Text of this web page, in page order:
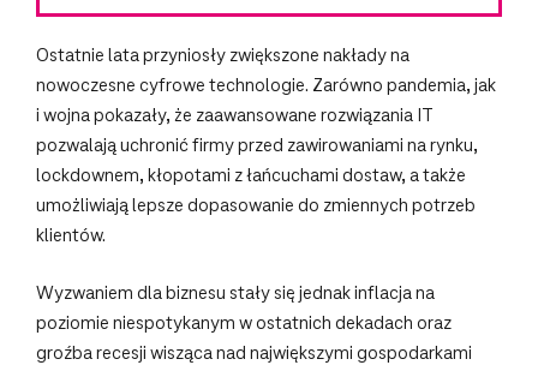
Ostatnie lata przyniosły zwiększone nakłady na
nowoczesne cyfrowe technologie. Zarówno pandemia, jak
i wojna pokazały, że zaawansowane rozwiązania IT
pozwalają uchronić firmy przed zawirowaniami na rynku,
lockdownem, kłopotami z łańcuchami dostaw, a także
umożliwiają lepsze dopasowanie do zmiennych potrzeb
klientów.
Wyzwaniem dla biznesu stały się jednak inflacja na
poziomie niespotykanym w ostatnich dekadach oraz
groźba recesji wisząca nad największymi gospodarkami